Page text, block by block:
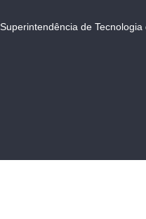
Superintendência de